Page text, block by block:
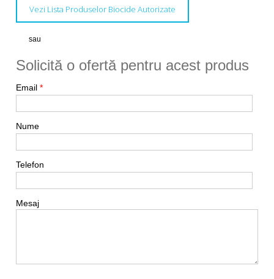
Vezi Lista Produselor Biocide Autorizate
sau
Solicită o ofertă pentru acest produs
Email *
Nume
Telefon
Mesaj